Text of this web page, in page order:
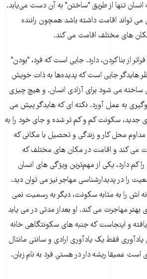
تنها از طریق "ساختن" به آن دست می‌یابد.
مى تواند اقامت داشته باشد همچون راننده
هاى مختلف اقامت مى کند.
از بناکردن، دارد. جایى است که فرد، "بودن"
هایدگر جایى است که پدیده‌ها به ذات خویش
مى شود براى آزادى انسان. و هیچ چیزى
به عمل آورد. نکته اى که هایدگر پیش مى
جدید، سکونت کم و کم تر شده و جاى خود را به
محل کار و زندگى و تحصیل با مکانى که
مى کند و اقامت در مکان هاى مختلف که
کم دارد، یکى از مهم‌ترین ویژگى هاى انسان
را در پدیدارشناسى مهاجر نیز مى توان دید.
اش را به مثابه سکونت، دیگر به رسمیت نمى
مهاجرت مى کند. او بعداز مدتى در مى یابد
و اینجاست که جنبه هاى سکونتگاهى خانه
یادآورى فقط یک یادآورى ارادى و سانتى مانتال
عمیقا ریشه دار در هستىِ فرد به نام زبان.